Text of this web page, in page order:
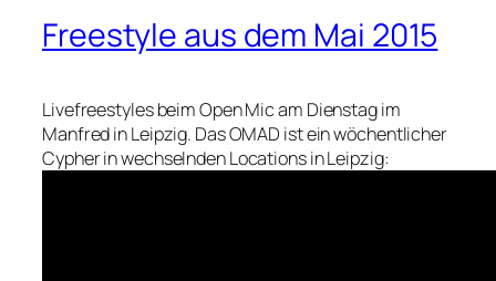
Freestyle aus dem Mai 2015
Livefreestyles beim Open Mic am Dienstag im
Manfred in Leipzig. Das OMAD ist ein wöchentlicher
Cypher in wechselnden Locations in Leipzig: